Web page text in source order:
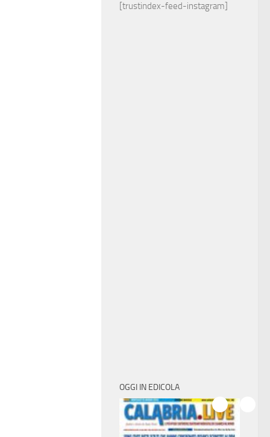
[trustindex-feed-instagram]
OGGI IN EDICOLA